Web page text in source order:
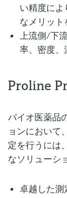
い精度に
なメリット
上流側/下
率、密度、
Proline
バイオ医薬品
ョンにおいて
定を行うには
なソリューシ
卓越した測